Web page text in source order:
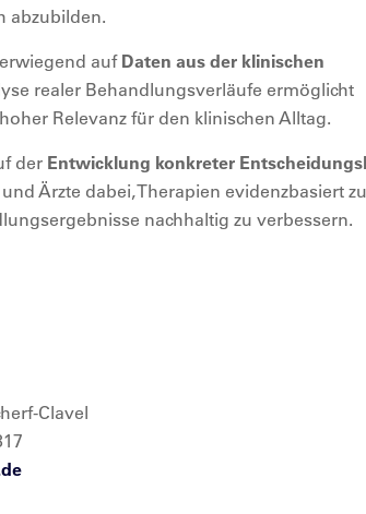
abzubilden.
auf Daten aus der klinischen
realer Behandlungsverläufe ermöglicht
Relevanz für den klinischen Alltag.
der Entwicklung konkreter
Ärzte dabei, Therapien evidenzbasiert zu
nachhaltig zu verbessern.
Clavel